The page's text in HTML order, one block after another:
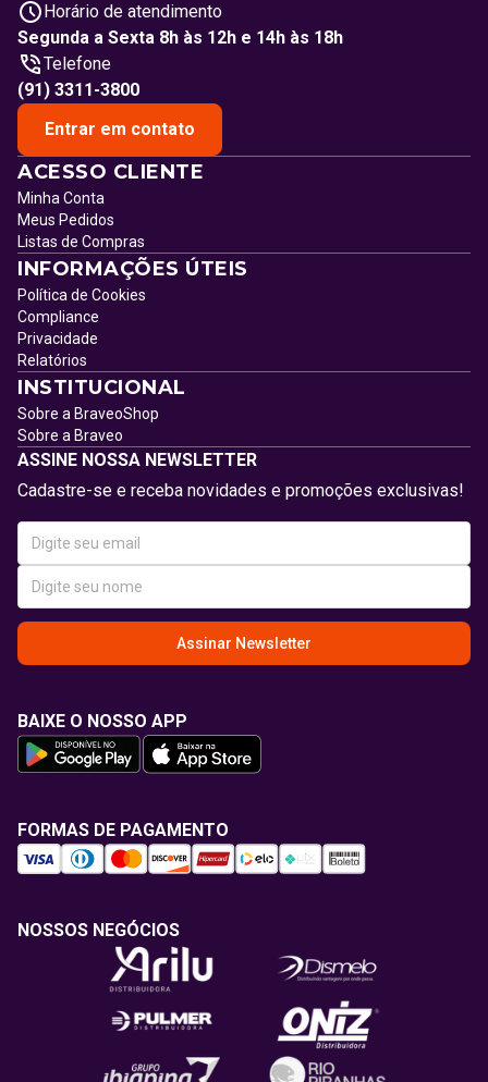
Horário de atendimento
Segunda a Sexta 8h às 12h e 14h às 18h
Telefone
(91) 3311-3800
Entrar em contato
ACESSO CLIENTE
Minha Conta
Meus Pedidos
Listas de Compras
INFORMAÇÕES ÚTEIS
Política de Cookies
Compliance
Privacidade
Relatórios
INSTITUCIONAL
Sobre a BraveoShop
Sobre a Braveo
ASSINE NOSSA NEWSLETTER
Cadastre-se e receba novidades e promoções exclusivas!
Assinar Newsletter
BAIXE O NOSSO APP
FORMAS DE PAGAMENTO
NOSSOS NEGÓCIOS